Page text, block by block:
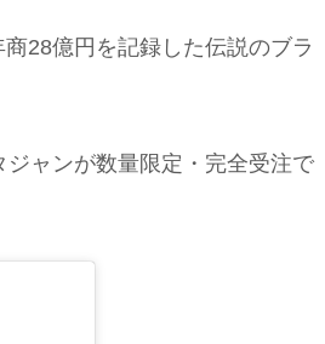
28億円を記録した伝説のブラ
ャンが数量限定・完全受注で